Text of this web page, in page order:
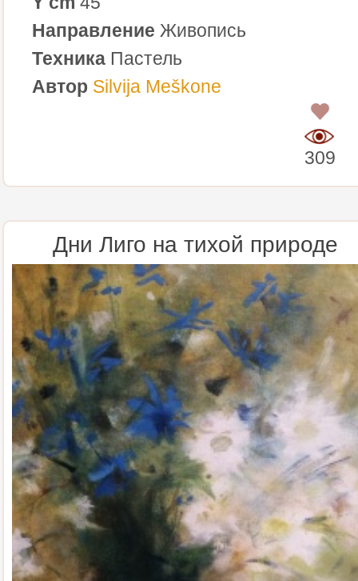
Направление Живопись
Техника Пастель
Автор Silvija Meškone
309
Дни Лиго на тихой природе